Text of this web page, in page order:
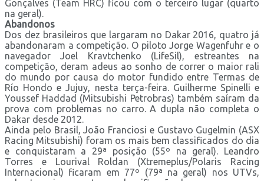
Gonçalves (Team HRC) ficou com o terceiro lugar (quarto
na geral).
Abandonos
Dos dez brasileiros que largaram no Dakar 2016, quatro já
abandonaram a competição. O piloto Jorge Wagenfuhr e o
navegador Joel Kravtchenko (LifeSil), estreantes na
competição, deram adeus ao sonho de correr o maior rali
do mundo por causa do motor fundido entre Termas de
Río Hondo e Jujuy, nesta terça-feira. Guilherme Spinelli e
Youssef Haddad (Mitsubishi Petrobras) também saíram da
prova com problemas no carro. A dupla não completa o
Dakar desde 2012.
Ainda pelo Brasil, João Franciosi e Gustavo Gugelmin (ASX
Racing Mitsubishi) foram os mais bem classificados do dia
e conquistaram a 29ª posição (55º na geral). Leandro
Torres e Lourival Roldan (Xtremeplus/Polaris Racing
Internacional) ficaram em 77º (79ª na geral) nos UTVs,